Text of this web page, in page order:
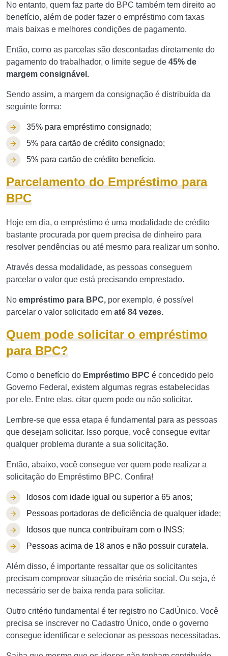
No entanto, quem faz parte do BPC também tem direito ao
benefício, além de poder fazer o empréstimo com taxas
mais baixas e melhores condições de pagamento.
Então, como as parcelas são descontadas diretamente do
pagamento do trabalhador, o limite segue de 45% de
margem consignável.
Sendo assim, a margem da consignação é distribuída da
seguinte forma:
35% para empréstimo consignado;
5% para cartão de crédito consignado;
5% para cartão de crédito benefício.
Parcelamento do Empréstimo para
BPC
Hoje em dia, o empréstimo é uma modalidade de crédito
bastante procurada por quem precisa de dinheiro para
resolver pendências ou até mesmo para realizar um sonho.
Através dessa modalidade, as pessoas conseguem
parcelar o valor que está precisando emprestado.
No empréstimo para BPC, por exemplo, é possível
parcelar o valor solicitado em até 84 vezes.
Quem pode solicitar o empréstimo
para BPC?
Como o benefício do Empréstimo BPC é concedido pelo
Governo Federal, existem algumas regras estabelecidas
por ele. Entre elas, citar quem pode ou não solicitar.
Lembre-se que essa etapa é fundamental para as pessoas
que desejam solicitar. Isso porque, você consegue evitar
qualquer problema durante a sua solicitação.
Então, abaixo, você consegue ver quem pode realizar a
solicitação do Empréstimo BPC. Confira!
Idosos com idade igual ou superior a 65 anos;
Pessoas portadoras de deficiência de qualquer idade;
Idosos que nunca contribuíram com o INSS;
Pessoas acima de 18 anos e não possuir curatela.
Além disso, é importante ressaltar que os solicitantes
precisam comprovar situação de miséria social. Ou seja, é
necessário ser de baixa renda para solicitar.
Outro critério fundamental é ter registro no CadÚnico. Você
precisa se inscrever no Cadastro Único, onde o governo
consegue identificar e selecionar as pessoas necessitadas.